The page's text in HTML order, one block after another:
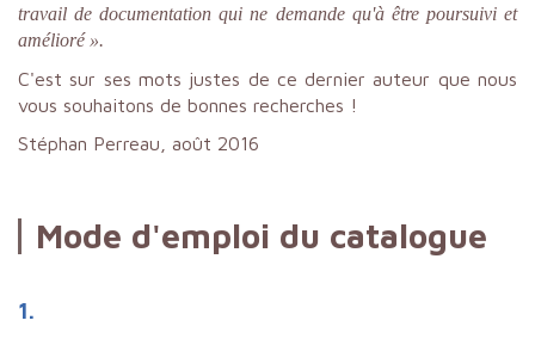
travail de documentation qui ne demande qu'à être poursuivi et
amélioré ».
C'est sur ses mots justes de ce dernier auteur que nous
vous souhaitons de bonnes recherches !
Stéphan Perreau, août 2016
Mode d'emploi du catalogue
1.